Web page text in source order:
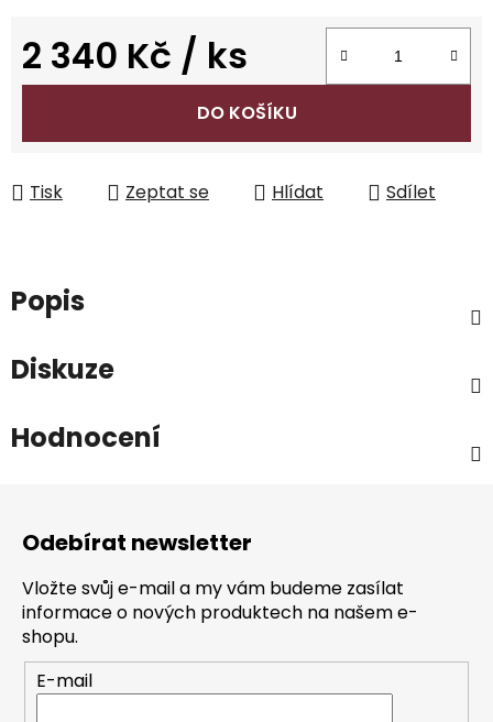
2 340 Kč / ks
Měrná cena:
DO KOŠÍKU
Tisk Zeptat se Hlídat Sdílet
Popis
Diskuze
Hodnocení
Odebírat newsletter
Vložte svůj e-mail a my vám budeme zasílat
informace o nových produktech na našem e-
shopu.
E-mail